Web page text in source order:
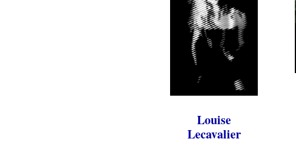
Louise
Lecavalier